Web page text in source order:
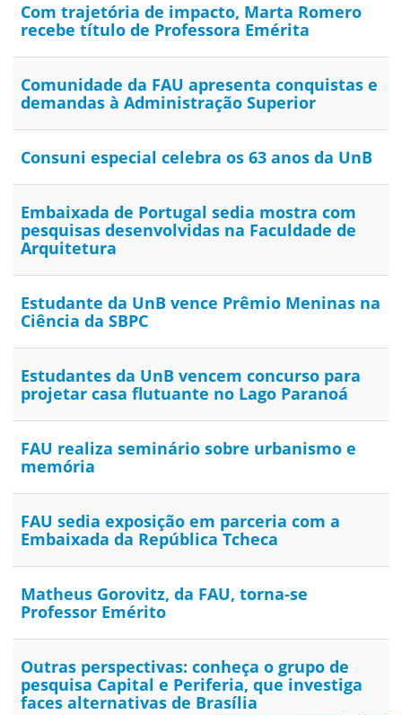
Com trajetória de impacto, Marta Romero
recebe título de Professora Emérita
Comunidade da FAU apresenta conquistas e
demandas à Administração Superior
Consuni especial celebra os 63 anos da UnB
Embaixada de Portugal sedia mostra com
pesquisas desenvolvidas na Faculdade de
Arquitetura
Estudante da UnB vence Prêmio Meninas na
Ciência da SBPC
Estudantes da UnB vencem concurso para
projetar casa flutuante no Lago Paranoá
FAU realiza seminário sobre urbanismo e
memória
FAU sedia exposição em parceria com a
Embaixada da República Tcheca
Matheus Gorovitz, da FAU, torna-se
Professor Emérito
Outras perspectivas: conheça o grupo de
pesquisa Capital e Periferia, que investiga
faces alternativas de Brasília